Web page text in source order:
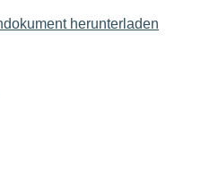
herunterladen